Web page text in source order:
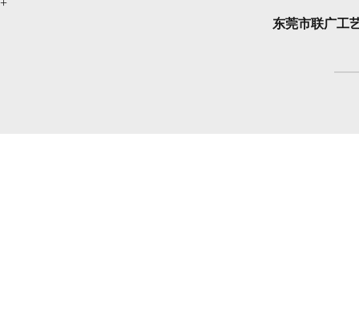
东莞市联广工